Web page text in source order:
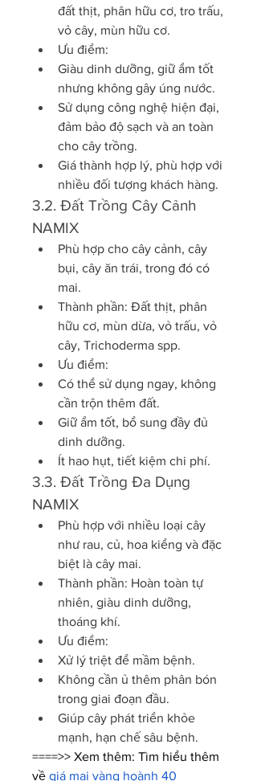
đất thịt, phân hữu cơ, tro trấu,
vỏ cây, mùn hữu cơ.
Ưu điểm:
Giàu dinh dưỡng, giữ ẩm tốt
nhưng không gây úng nước.
Sử dụng công nghệ hiện đại,
đảm bảo độ sạch và an toàn
cho cây trồng.
Giá thành hợp lý, phù hợp với
nhiều đối tượng khách hàng.
3.2. Đất Trồng Cây Cảnh
NAMIX
Phù hợp cho cây cảnh, cây
bụi, cây ăn trái, trong đó có
mai.
Thành phần: Đất thịt, phân
hữu cơ, mùn dừa, vỏ trấu, vỏ
cây, Trichoderma spp.
Ưu điểm:
Có thể sử dụng ngay, không
cần trộn thêm đất.
Giữ ẩm tốt, bổ sung đầy đủ
dinh dưỡng.
Ít hao hụt, tiết kiệm chi phí.
3.3. Đất Trồng Đa Dụng
NAMIX
Phù hợp với nhiều loại cây
như rau, củ, hoa kiểng và đặc
biệt là cây mai.
Thành phần: Hoàn toàn tự
nhiên, giàu dinh dưỡng,
thoáng khí.
Ưu điểm:
Xử lý triệt để mầm bệnh.
Không cần ủ thêm phân bón
trong giai đoạn đầu.
Giúp cây phát triển khỏe
mạnh, hạn chế sâu bệnh.
====>> Xem thêm: Tìm hiểu thêm
về giá mai vàng hoành 40